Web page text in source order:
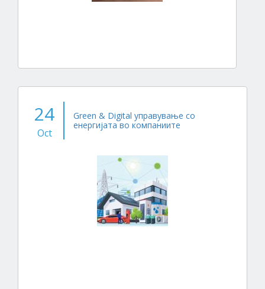
24
Oct
Green & Digital управување со
енергијата во компаниите